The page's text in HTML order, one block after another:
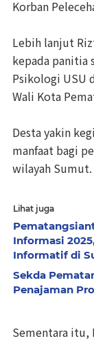
Korban
Lebih lanjut
kepada panitia
Psikologi USU
Wali Kota
Desta yakin
manfaat bagi
wilayah Sumut.
Lihat juga
Informasi
Informatif di
Sekda
Penajaman
Sementara itu,